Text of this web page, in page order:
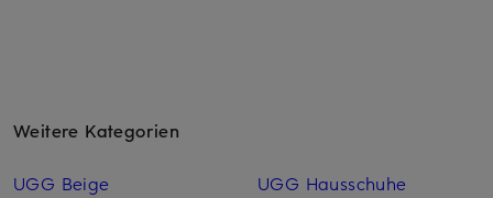
Weitere Kategorien
UGG Beige
UGG Hausschuhe